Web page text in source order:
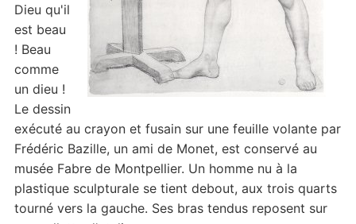
Dieu qu'il
est beau
! Beau
comme
un dieu !
Le dessin
exécuté au crayon et fusain sur une feuille volante par
Frédéric Bazille, un ami de Monet, est conservé au
musée Fabre de Montpellier. Un homme nu à la
plastique sculpturale se tient debout, aux trois quarts
tourné vers la gauche. Ses bras tendus reposent sur